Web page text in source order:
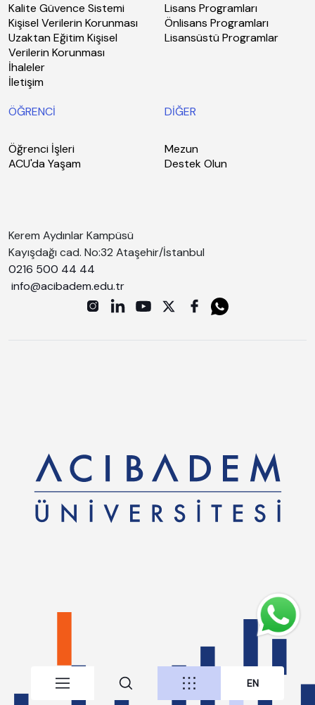
Kalite Güvence Sistemi
Kişisel Verilerin Korunması
Uzaktan Eğitim Kişisel
Verilerin Korunması
İhaleler
İletişim
Lisans Programları
Önlisans Programları
Lisansüstü Programlar
ÖĞRENCİ
Öğrenci İşleri
ACU'da Yaşam
DİĞER
Mezun
Destek Olun
Kerem Aydınlar Kampüsü
Kayışdağı cad. No:32 Ataşehir/İstanbul
0216 500 44 44
info@acibadem.edu.tr